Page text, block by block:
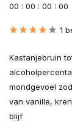
00 : 00 : 00 : 00
1
Kastanjebruin
mondgevoel
van vanille,
blijf